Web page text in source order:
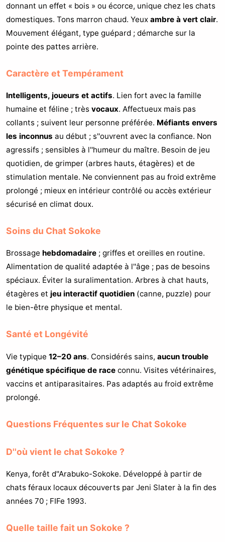
donnant un effet « bois » ou écorce, unique chez les chats
domestiques. Tons marron chaud. Yeux ambre à vert clair.
Mouvement élégant, type guépard ; démarche sur la
pointe des pattes arrière.
Caractère et Tempérament
Intelligents, joueurs et actifs. Lien fort avec la famille
humaine et féline ; très vocaux. Affectueux mais pas
collants ; suivent leur personne préférée. Méfiants envers
les inconnus au début ; s''ouvrent avec la confiance. Non
agressifs ; sensibles à l''humeur du maître. Besoin de jeu
quotidien, de grimper (arbres hauts, étagères) et de
stimulation mentale. Ne conviennent pas au froid extrême
prolongé ; mieux en intérieur contrôlé ou accès extérieur
sécurisé en climat doux.
Soins du Chat Sokoke
Brossage hebdomadaire ; griffes et oreilles en routine.
Alimentation de qualité adaptée à l''âge ; pas de besoins
spéciaux. Éviter la suralimentation. Arbres à chat hauts,
étagères et jeu interactif quotidien (canne, puzzle) pour
le bien-être physique et mental.
Santé et Longévité
Vie typique 12–20 ans. Considérés sains, aucun trouble
génétique spécifique de race connu. Visites vétérinaires,
vaccins et antiparasitaires. Pas adaptés au froid extrême
prolongé.
Questions Fréquentes sur le Chat Sokoke
D''où vient le chat Sokoke ?
Kenya, forêt d''Arabuko-Sokoke. Développé à partir de
chats féraux locaux découverts par Jeni Slater à la fin des
années 70 ; FIFe 1993.
Quelle taille fait un Sokoke ?